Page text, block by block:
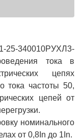
25-340010РУХЛ3-
тока в
цепях
тока частоты 50,
цепей от
номинального
от 0,8In до 1In.